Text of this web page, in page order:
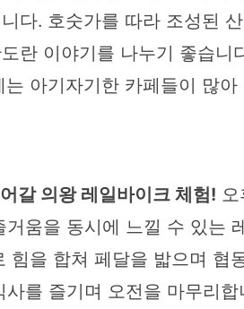
다. 호숫가를 따라 조성된
란 이야기를 나누기 좋습
아기자기한 카페들이 많
갈 의왕 레일바이크 체험!
움을 동시에 느낄 수 있는
힘을 합쳐 페달을 밟으며
를 즐기며 오전을 마무리합